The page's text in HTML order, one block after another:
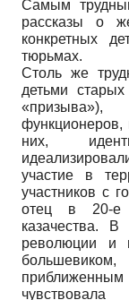
Самым
рассказы о
конкретных
тюрьмах.
Столь же
детьми
«призыва»),
функционеров,
них,
участие в
участников с
отец в 20-е
казачества.
революции и